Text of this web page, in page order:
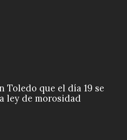
Toledo que el día 19 se
ley de morosidad